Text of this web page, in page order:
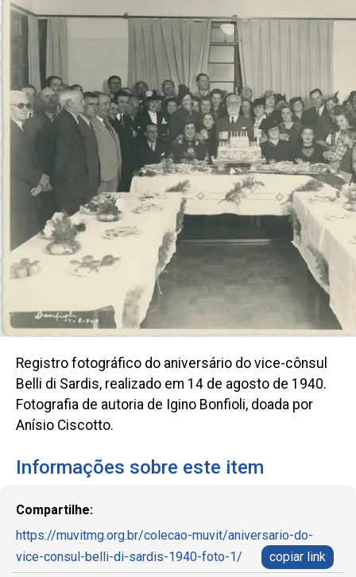
Registro fotográfico do aniversário do vice-cônsul
Belli di Sardis, realizado em 14 de agosto de 1940.
Fotografia de autoria de Igino Bonfioli, doada por
Anísio Ciscotto.
Informações sobre este item
Compartilhe:
https://muvitmg.org.br/colecao-muvit/aniversario-do-
vice-consul-belli-di-sardis-1940-foto-1/
copiar link